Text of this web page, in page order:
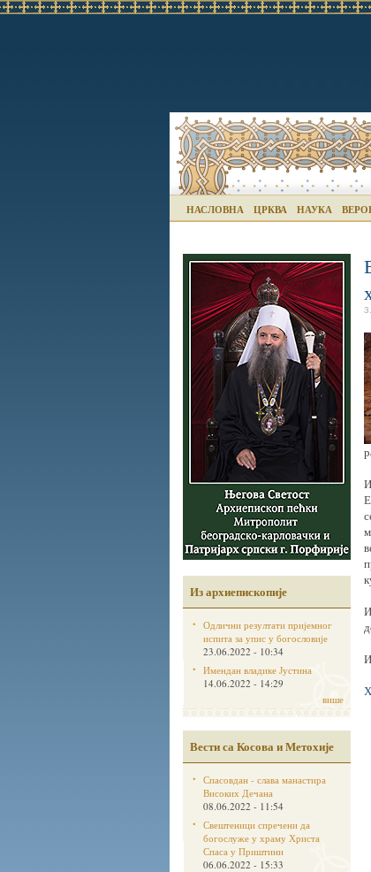
НАСЛОВНА ЦРКВА НАУКА
Из архиепископије
Одлични резултати пријемног
испита за упис у богословије
23.06.2022 - 10:34
Имендан владике Јустина
14.06.2022 - 14:29
више
Вести са Косова и Метохије
Спасовдан - слава манастира
Високих Дечана
08.06.2022 - 11:54
Свештеници спречени да
богослуже у храму Христа
Спаса у Приштини
06.06.2022 - 15:33